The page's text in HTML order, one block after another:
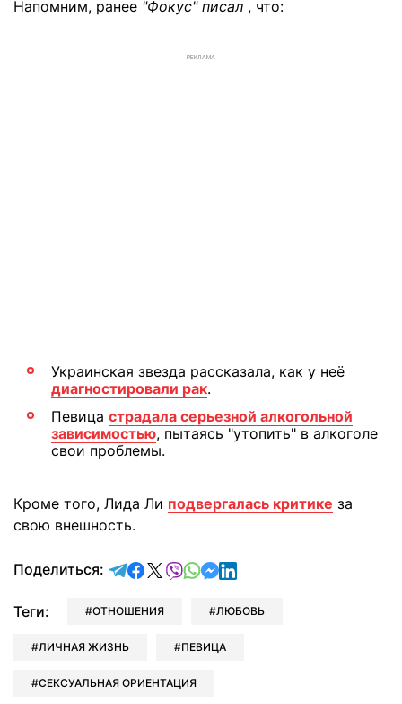
Напомним, ранее "Фокус" писал , что:
РЕКЛАМА
Украинская звезда рассказала, как у неё
диагностировали рак.
Певица страдала серьезной алкогольной
зависимостью, пытаясь "утопить" в алкоголе
свои проблемы.
Кроме того, Лида Ли подвергалась критике за
свою внешность.
Поделиться: отправить в Telegram
поделиться в Facebook
поделиться в X
отправить в Viber
отправить в Whatsapp
отправить в Messenger
отправить в LinkedIn
Теги: ОТНОШЕНИЯ ЛЮБОВЬ
ЛИЧНАЯ ЖИЗНЬ ПЕВИЦА
СЕКСУАЛЬНАЯ ОРИЕНТАЦИЯ